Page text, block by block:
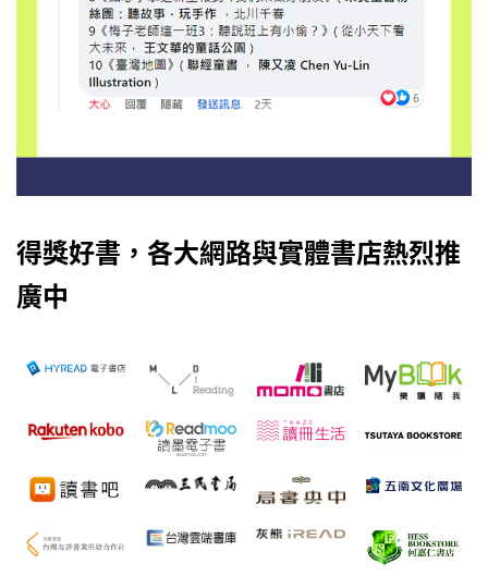
得獎好書，各大網路與實體書店熱烈推
廣中